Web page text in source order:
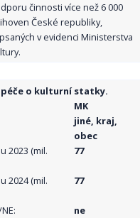
činnosti více než 6 000
České republiky,
v evidenci Ministerstva
péče o kulturní statky.
MK
jiné, kraj,
obec
2023 (mil.
77
2024 (mil.
77
ne